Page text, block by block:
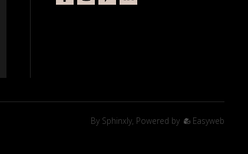
By Sphinxly, Powered by Easyweb